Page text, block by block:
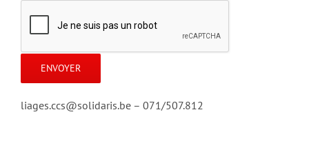
liages.ccs@solidaris.be – 071/507.812